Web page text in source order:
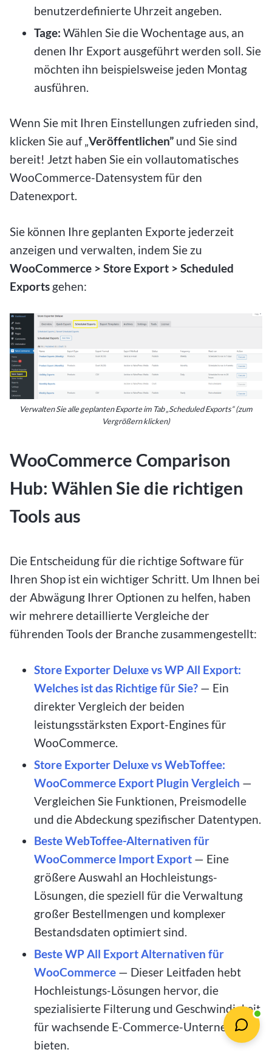
benutzerdefinierte Uhrzeit angeben.
Tage: Wählen Sie die Wochentage aus, an
denen Ihr Export ausgeführt werden soll. Sie
möchten ihn beispielsweise jeden Montag
ausführen.
Wenn Sie mit Ihren Einstellungen zufrieden sind,
klicken Sie auf „Veröffentlichen” und Sie sind
bereit! Jetzt haben Sie ein vollautomatisches
WooCommerce-Datensystem für den
Datenexport.
Sie können Ihre geplanten Exporte jederzeit
anzeigen und verwalten, indem Sie zu
WooCommerce > Store Export > Scheduled
Exports gehen:
Verwalten Sie alle geplanten Exporte im Tab „Scheduled Exports“ (zum
Vergrößern klicken)
WooCommerce Comparison
Hub: Wählen Sie die richtigen
Tools aus
Die Entscheidung für die richtige Software für
Ihren Shop ist ein wichtiger Schritt. Um Ihnen bei
der Abwägung Ihrer Optionen zu helfen, haben
wir mehrere detaillierte Vergleiche der
führenden Tools der Branche zusammengestellt:
Store Exporter Deluxe vs WP All Export:
Welches ist das Richtige für Sie? — Ein
direkter Vergleich der beiden
leistungsstärksten Export-Engines für
WooCommerce.
Store Exporter Deluxe vs WebToffee:
WooCommerce Export Plugin Vergleich —
Vergleichen Sie Funktionen, Preismodelle
und die Abdeckung spezifischer Datentypen.
Beste WebToffee-Alternativen für
WooCommerce Import Export — Eine
größere Auswahl an Hochleistungs-
Lösungen, die speziell für die Verwaltung
großer Bestellmengen und komplexer
Bestandsdaten optimiert sind.
Beste WP All Export Alternativen für
WooCommerce — Dieser Leitfaden hebt
Hochleistungs-Lösungen hervor, die
spezialisierte Filterung und Geschwindigkeit
für wachsende E-Commerce-Unternehmen
bieten.